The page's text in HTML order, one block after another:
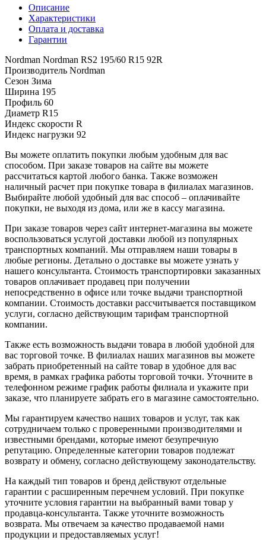
Описание
Характеристики
Оплата и доставка
Гарантии
Nordman Nordman RS2 195/60 R15 92R
Производитель Nordman
Сезон Зима
Ширина 195
Профиль 60
Диаметр R15
Индекс скорости R
Индекс нагрузки 92
Вы можете оплатить покупки любым удобным для вас
способом. При заказе товаров на сайте вы можете
рассчитаться картой любого банка. Также возможен
наличный расчет при покупке товара в филиалах магазинов.
Выбирайте любой удобный для вас способ – оплачивайте
покупки, не выходя из дома, или же в кассу магазина.
При заказе товаров через сайт интернет-магазина вы можете
воспользоваться услугой доставки любой из популярных
транспортных компаний. Мы отправляем наши товары в
любые регионы. Детально о доставке вы можете узнать у
нашего консультанта. Стоимость транспортировки заказанных
товаров оплачивает продавец при получении
непосредственно в офисе или точке выдачи транспортной
компании. Стоимость доставки рассчитывается поставщиком
услуги, согласно действующим тарифам транспортной
компании.
Также есть возможность выдачи товара в любой удобной для
вас торговой точке. В филиалах наших магазинов вы можете
забрать приобретенный на сайте товар в удобное для вас
время, в рамках графика работы торговой точки. Уточните в
телефонном режиме график работы филиала и укажите при
заказе, что планируете забрать его в магазине самостоятельно.
Мы гарантируем качество наших товаров и услуг, так как
сотрудничаем только с проверенными производителями и
известными брендами, которые имеют безупречную
репутацию. Определенные категории товаров подлежат
возврату и обмену, согласно действующему законодательству.
На каждый тип товаров и бренд действуют отдельные
гарантии с расширенным перечнем условий. При покупке
уточните условия гарантии на выбранный вами товар у
продавца-консультанта. Также уточните возможность
возврата. Мы отвечаем за качество продаваемой нами
продукции и предоставляемых услуг!